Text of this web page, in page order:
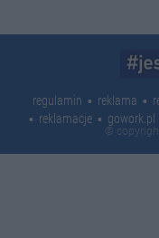
regulamin reklama
reklamacje
gowork.pl
©